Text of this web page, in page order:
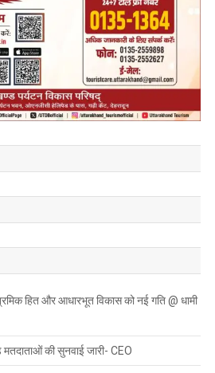
हित और आधारभूत विकास को नई गति @ धामी
की सुनवाई जारी- CEO